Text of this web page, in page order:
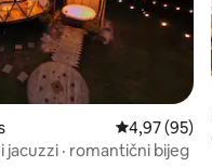
Prosječna
4,97 (95)
jacuzzi · romantični bijeg